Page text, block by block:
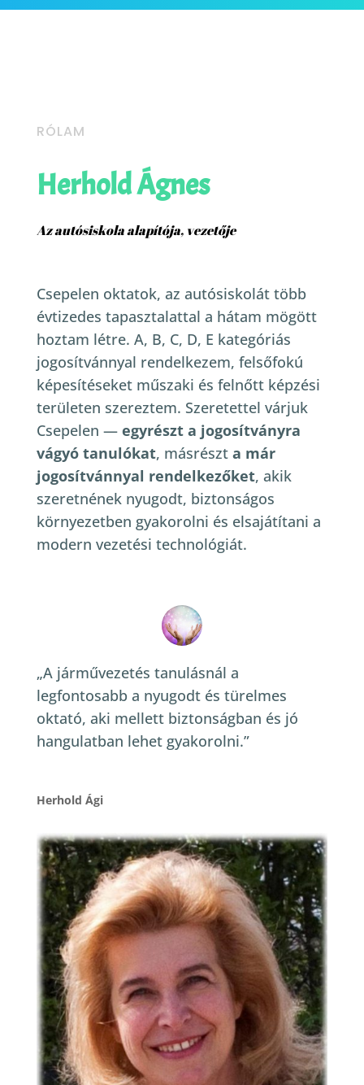
RÓLAM
Herhold Ágnes
Az autósiskola alapítója, vezetője
Csepelen oktatok, az autósiskolát több
évtizedes tapasztalattal a hátam mögött
hoztam létre. A, B, C, D, E kategóriás
jogosítvánnyal rendelkezem, felsőfokú
képesítéseket műszaki és felnőtt képzési
területen szereztem. Szeretettel várjuk
Csepelen — egyrészt a jogosítványra
vágyó tanulókat, másrészt a már
jogosítvánnyal rendelkezőket, akik
szeretnének nyugodt, biztonságos
környezetben gyakorolni és elsajátítani a
modern vezetési technológiát.
„A járművezetés tanulásnál a
legfontosabb a nyugodt és türelmes
oktató, aki mellett biztonságban és jó
hangulatban lehet gyakorolni.”
Herhold Ági